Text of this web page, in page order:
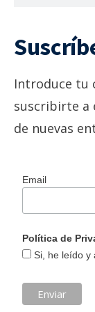
Introduce tu
suscribirte a
de nuevas
Email
Política de
Si, he leído y